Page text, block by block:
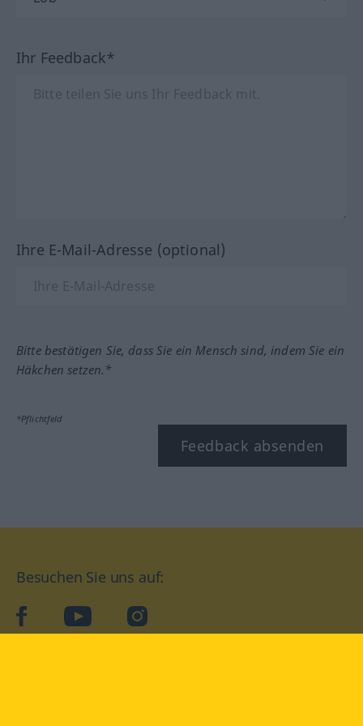
Ihr Feedback*
Ihre E-Mail-Adresse (optional)
Bitte bestätigen Sie, dass Sie ein Mensch sind, indem Sie ein
Häkchen setzen.*
*Pflichtfeld
Feedback absenden
Besuchen Sie uns auf:
facebookYouTube Instagram